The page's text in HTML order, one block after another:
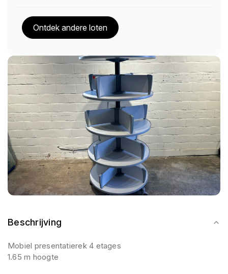
Beschrijving
Mobiel presentatierek 4 etages
1.65 m hoogte
Ontdek andere loten